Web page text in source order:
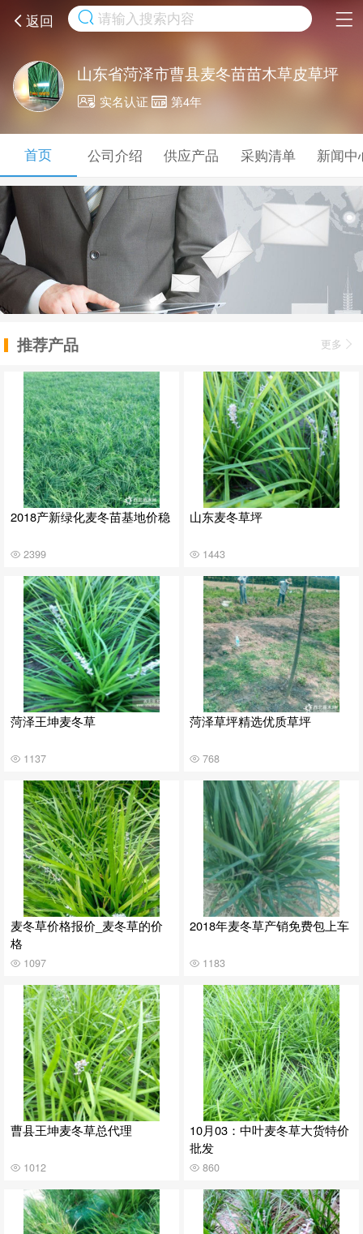
返回 取消
山东省菏泽市曹县麦冬苗苗木草皮草坪
实名认证 第4年
首页 公司介绍 供应产品 采购清单 新闻中
推荐产品 更多
2018产新绿化麦冬苗基地价稳
2399
山东麦冬草坪
1443
菏泽王坤麦冬草
1137
菏泽草坪精选优质草坪
768
麦冬草价格报价_麦冬草的价
格
1097
2018年麦冬草产销免费包上车
1183
曹县王坤麦冬草总代理
1012
10月03：中叶麦冬草大货特价
批发
860